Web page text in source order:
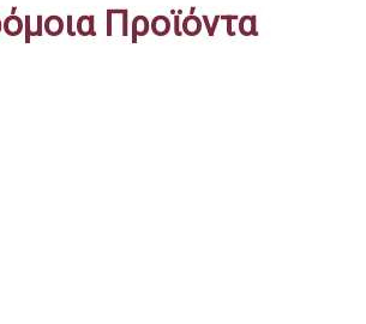
Προϊόντα